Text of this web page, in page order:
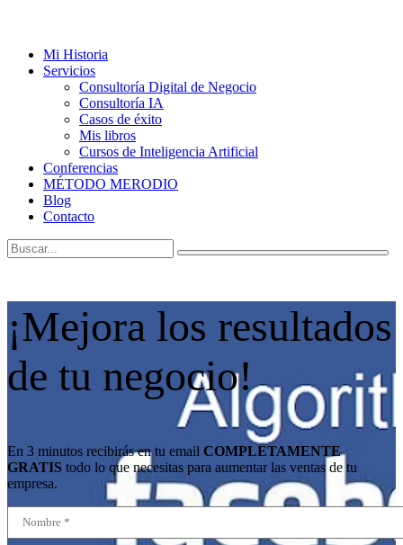
Mi Historia
Servicios
Consultoría Digital de Negocio
Consultoría IA
Casos de éxito
Mis libros
Cursos de Inteligencia Artificial
Conferencias
MÉTODO MERODIO
Blog
Contacto
¡Mejora los resultados
de tu negocio!
En 3 minutos recibirás en tu email COMPLETAMENTE
GRATIS todo lo que necesitas para aumentar las ventas de tu
empresa.